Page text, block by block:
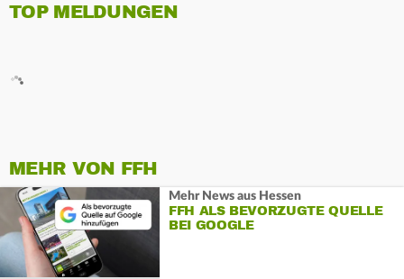
TOP MELDUNGEN
MEHR VON FFH
Mehr News aus Hessen
FFH ALS BEVORZUGTE QUELLE
BEI GOOGLE